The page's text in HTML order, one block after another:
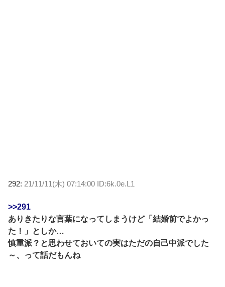
292: 21/11/11(木) 07:14:00 ID:6k.0e.L1
>>291
ありきたりな言葉になってしまうけど「結婚前でよかっ
た！」としか…
慎重派？と思わせておいての実はただの自己中派でした
～、って話だもんね